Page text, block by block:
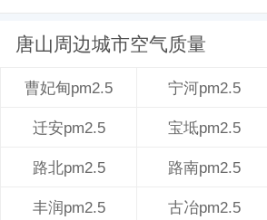
唐山周边城市空气质量
曹妃甸pm2.5 宁河pm2.5
迁安pm2.5 宝坻pm2.5
路北pm2.5 路南pm2.5
丰润pm2.5 古冶pm2.5